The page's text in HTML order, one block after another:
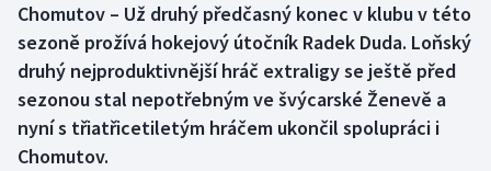
Boby a skeleton
Box
Curling
AZ kvíz
Chomutov – Už druhý předčasný konec v klubu v této
sezoně prožívá hokejový útočník Radek Duda. Loňský
druhý nejproduktivnější hráč extraligy se ještě před
sezonou stal nepotřebným ve švýcarské Ženevě a
nyní s třiatřicetiletým hráčem ukončil spolupráci i
Chomutov.